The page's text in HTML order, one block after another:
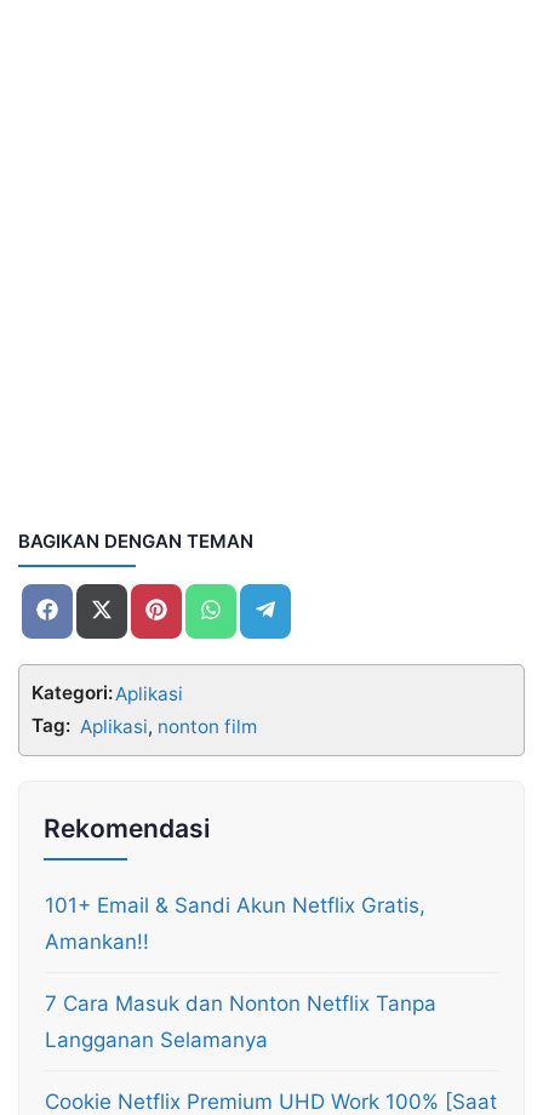
BAGIKAN DENGAN TEMAN
Share
on
Share
on
(Twitter)
Share
on
Share
on
on
Kategori:Aplikasi
Tag: Aplikasi, nonton film
Rekomendasi
101+ Email & Sandi Akun Netflix Gratis,
Amankan!!
7 Cara Masuk dan Nonton Netflix Tanpa
Langganan Selamanya
Cookie Netflix Premium UHD Work 100% [Saat